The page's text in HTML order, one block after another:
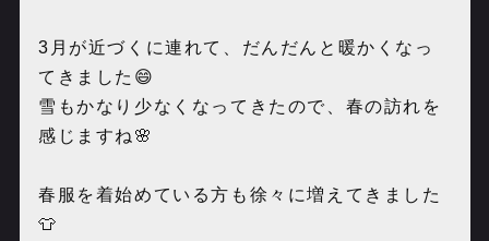
3 月が近づくに連れて、だんだんと暖かくなっ
てきました😄
雪もかなり少なくなってきたので、春の訪れを
感じますね🌸
春服を着始めている方も徐々に増えてきました
👕